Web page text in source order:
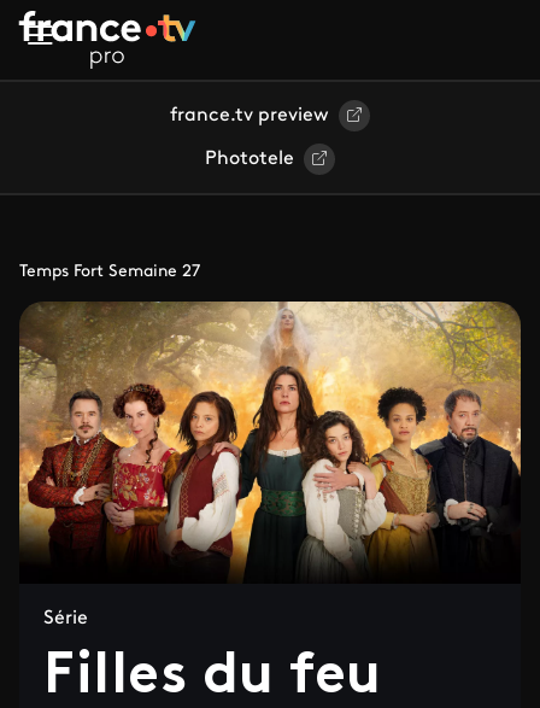
Aller au contenu principal
france.tv preview
Phototele
Temps Fort Semaine 27
Série
Filles du feu